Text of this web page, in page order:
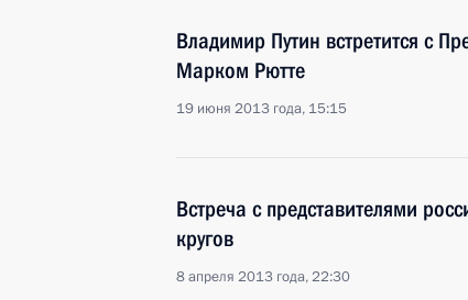
Владимир Путин встретится с
Марком Рютте
19 июня 2013 года, 15:15
Встреча с представителями
кругов
8 апреля 2013 года, 22:30